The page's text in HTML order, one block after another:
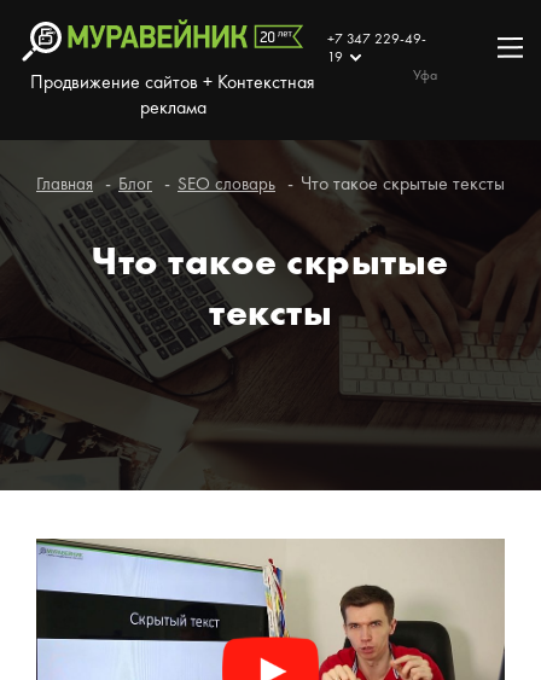
Продвижение сайтов + Контекстная
реклама
+7 347 229-49-
19
Уфа
Главная Блог SEO словарь Что такое скрытые тексты
Что такое скрытые
тексты